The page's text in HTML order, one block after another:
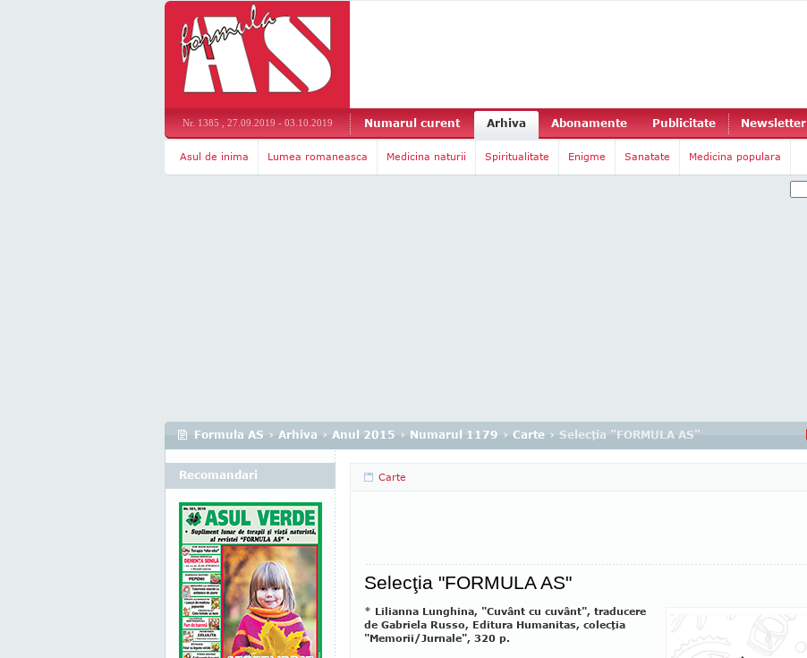
Nr. 1385 , 27.09.2019 - 03.10.2019 Numarul curent Arhiva Abonamente Publicitate Newsletter
Asul de inima Lumea romaneasca Medicina naturii Spiritualitate Enigme Sanatate Medicina populara
Formula AS › Arhiva › Anul 2015 › Numarul 1179 › Carte › Selecţia "FORMULA AS"
Carte
Selecţia "FORMULA AS"
* Lilianna Lunghina, "Cuvânt cu cu­vânt", traducere
de Gabriela Russo, Editura Hu­ma­nitas, colecţia
"Memorii/Jurnale", 320 p.
Recomandari